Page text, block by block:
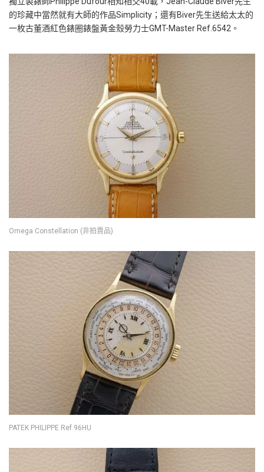
的珍藏中當然就有大師的作品Simplicity；還有Biver先生送給太太的
一枚古董酒紅色錶圈錶盤黃金殼勞力士GMT-Master Ref.6542。
Omega Constellation (非拍賣品)
PATEK PHILIPPE Ref 96HU